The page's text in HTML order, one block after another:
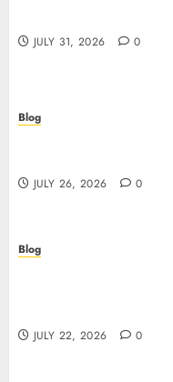
JULY 31, 2026 0
Blog
JULY 26, 2026 0
Blog
JULY 22, 2026 0